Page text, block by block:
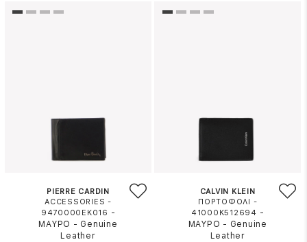
PIERRE CARDIN
ACCESSORIES -
9470000EK016 -
ΜΑΥΡΟ - Genuine
Leather
CALVIN KLEIN
ΠΟΡΤΟΦΟΛΙ -
41000K512694 -
ΜΑΥΡΟ - Genuine
Leather